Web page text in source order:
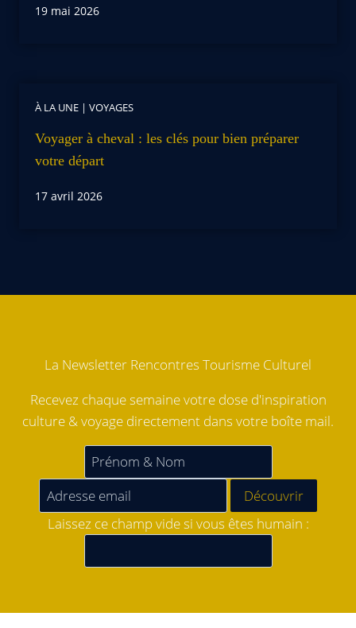
19 mai 2026
À LA UNE | VOYAGES
Voyager à cheval : les clés pour bien préparer
votre départ
17 avril 2026
La Newsletter Rencontres Tourisme Culturel
Recevez chaque semaine votre dose d'inspiration
culture & voyage directement dans votre boîte mail.
Laissez ce champ vide si vous êtes humain :